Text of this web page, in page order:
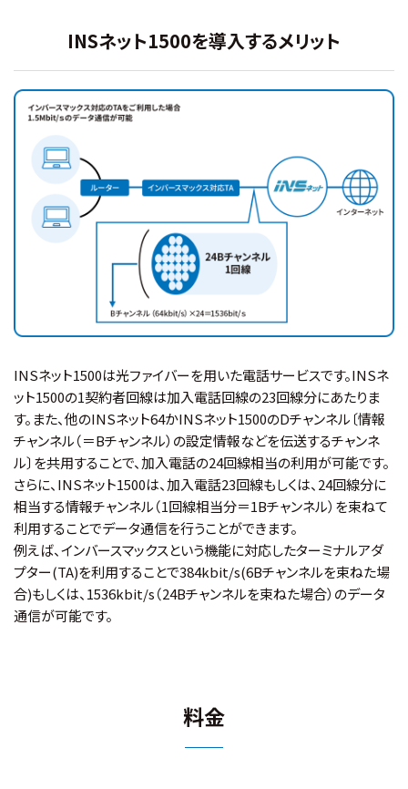
INSネット1500を導入するメリット
INSネット1500は光ファイバーを用いた電話サービスです。INSネ
ット1500の1契約者回線は加入電話回線の23回線分にあたりま
す。また、他のINSネット64かINSネット1500のDチャンネル〔情報
チャンネル（＝Bチャンネル）の設定情報などを伝送するチャンネ
ル〕を共用することで、加入電話の24回線相当の利用が可能です。
さらに、INSネット1500は、加入電話23回線もしくは、24回線分に
相当する情報チャンネル（1回線相当分＝1Bチャンネル）を束ねて
利用することでデータ通信を行うことができます。
例えば、インバースマックスという機能に対応したターミナルアダ
プター(TA)を利用することで384kbit/s(6Bチャンネルを束ねた場
合)もしくは、1536kbit/s（24Bチャンネルを束ねた場合）のデータ
通信が可能です。
料金